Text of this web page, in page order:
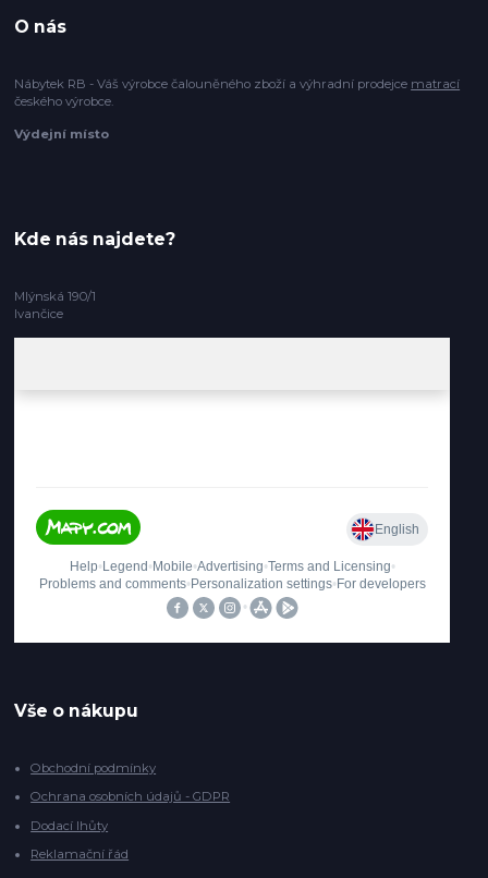
O nás
Nábytek RB - Váš výrobce čalouněného zboží a výhradní prodejce matrací
českého výrobce.
Výdejní místo
Kde nás najdete?
Mlýnská 190/1
Ivančice
Vše o nákupu
Obchodní podmínky
Ochrana osobních údajů - GDPR
Dodací lhůty
Reklamační řád